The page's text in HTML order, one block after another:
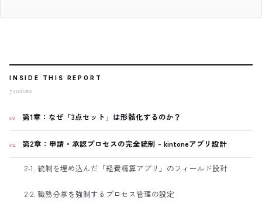
INSIDE THIS REPORT
7 sections
01 第1章：なぜ「3点セット」は形骸化するのか？
02 第2章：申請・承認プロセスの完全統制 - kintoneアプリ設計
2-1. 統制を埋め込んだ「経費精算アプリ」のフィールド設計
2-2. 職務分掌を強制するプロセス管理の設定